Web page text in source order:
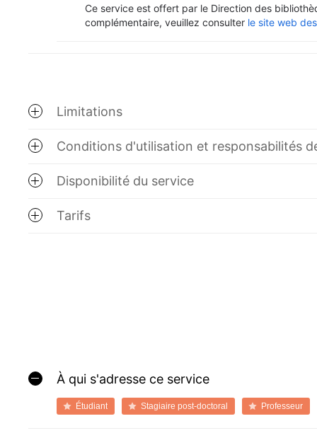
Ce service est offert par le Direction des
complémentaire, veuillez consulter le site web
Limitations
Conditions d'utilisation et responsabilités
Disponibilité du service
Tarifs
À qui s'adresse ce service
Étudiant Stagiaire post-doctoral Professeur